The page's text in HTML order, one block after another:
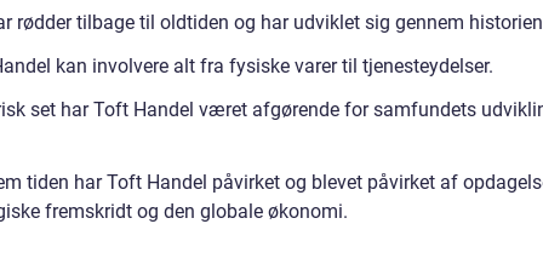
rødder tilbage til oldtiden og har udviklet sig gennem
kan involvere alt fra fysiske varer til tjenesteydelser.
set har Toft Handel været afgørende for samfundets
tiden har Toft Handel påvirket og blevet påvirket af
fremskridt og den globale økonomi.